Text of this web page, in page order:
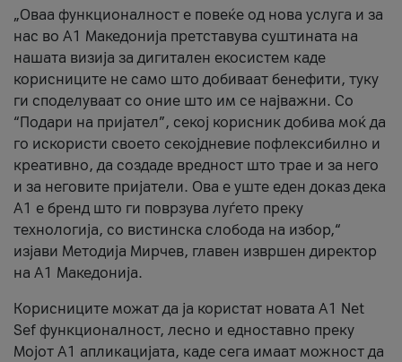
„Оваа функционалност е повеќе од нова услуга и за
нас во А1 Македонија претставува суштината на
нашата визија за дигитален екосистем каде
корисниците не само што добиваат бенефити, туку
ги споделуваат со оние што им се најважни. Со
“Подари на пријател”, секој корисник добива моќ да
го искористи своето секојдневие пофлексибилно и
креативно, да создаде вредност што трае и за него
и за неговите пријатели. Ова е уште еден доказ дека
А1 е бренд што ги поврзува луѓето преку
технологија, со вистинска слобода на избор,“
изјави Методија Мирчев, главен извршен директор
на А1 Македонија.
Корисниците можат да ја користат новата А1 Net
Sef функционалност, лесно и едноставно преку
Мојот А1 апликацијата, каде сега имаат можност да